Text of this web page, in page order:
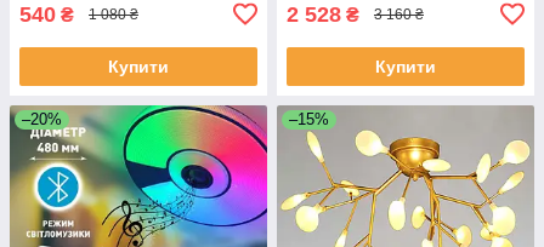
540 ₴ 1 080 ₴
Купити
2 528 ₴ 3 160 ₴
Купити
–20% –15%